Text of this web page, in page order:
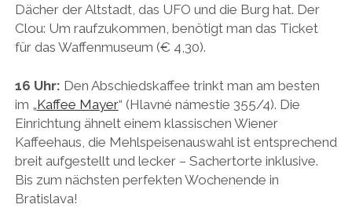
Dächer der Altstadt, das UFO und die Burg hat. Der
Clou: Um raufzukommen, benötigt man das Ticket
für das Waffenmuseum (€ 4,30).
16 Uhr: Den Abschiedskaffee trinkt man am besten
im „Kaffee Mayer“ (Hlavné námestie 355/4). Die
Einrichtung ähnelt einem klassischen Wiener
Kaffeehaus, die Mehlspeisenauswahl ist entsprechend
breit aufgestellt und lecker – Sachertorte inklusive.
Bis zum nächsten perfekten Wochenende in
Bratislava!